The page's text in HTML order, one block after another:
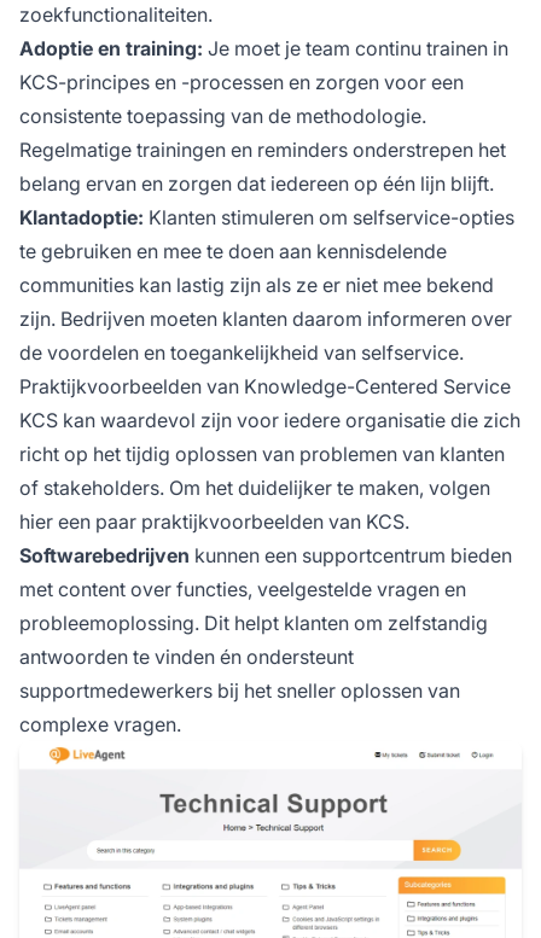
zoekfunctionaliteiten.
Adoptie en training: Je moet je team continu trainen in
KCS-principes en -processen en zorgen voor een
consistente toepassing van de methodologie.
Regelmatige trainingen en reminders onderstrepen het
belang ervan en zorgen dat iedereen op één lijn blijft.
Klantadoptie: Klanten stimuleren om selfservice-opties
te gebruiken en mee te doen aan kennisdelende
communities kan lastig zijn als ze er niet mee bekend
zijn. Bedrijven moeten klanten daarom informeren over
de voordelen en toegankelijkheid van selfservice.
Praktijkvoorbeelden van Knowledge-Centered Service
KCS kan waardevol zijn voor iedere organisatie die zich
richt op het tijdig oplossen van problemen van klanten
of stakeholders. Om het duidelijker te maken, volgen
hier een paar praktijkvoorbeelden van KCS.
Softwarebedrijven kunnen een supportcentrum bieden
met content over functies, veelgestelde vragen en
probleemoplossing. Dit helpt klanten om zelfstandig
antwoorden te vinden én ondersteunt
supportmedewerkers bij het sneller oplossen van
complexe vragen.